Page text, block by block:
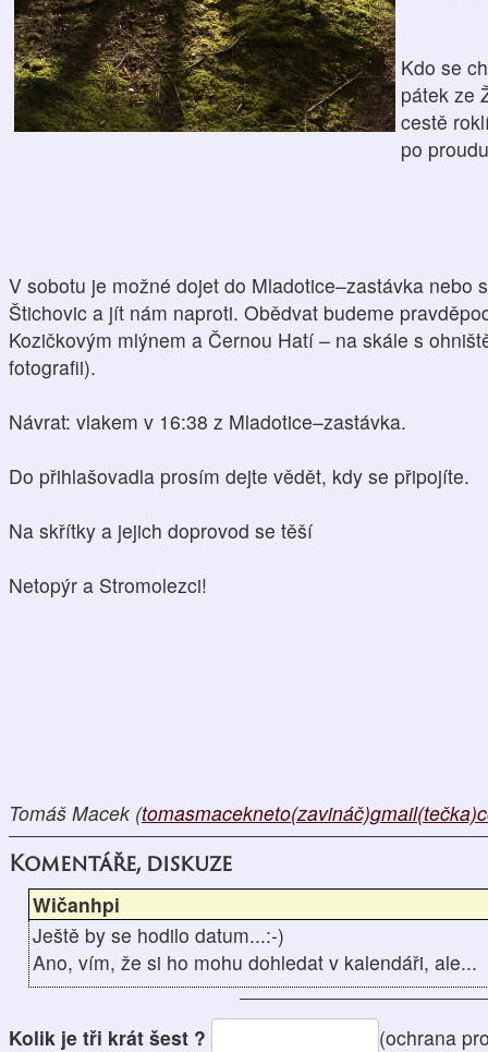
Kdo se
pátek ze
cestě
po
V sobotu je možné dojet do Mladotice–zastávka nebo
Štichovic a jít nám naproti. Obědvat budeme
Kozičkovým mlýnem a Černou Hatí – na skále s
fotografii).
Návrat: vlakem v 16:38 z Mladotice–zastávka.
Do přihlašovadla prosím dejte vědět, kdy se připojíte.
Na skřítky a jejich doprovod se těší
Netopýr a Stromolezci!
Tomáš Macek (
Komentáře, diskuze
Wičanhpi
Ještě by se hodilo datum...:-)
Ano, vím, že si ho mohu dohledat v kalendáři, ale...
Kolik je tři krát šest ? (ochrana